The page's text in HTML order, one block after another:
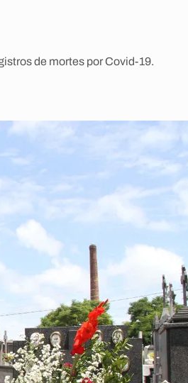
de mortes por Covid-19.